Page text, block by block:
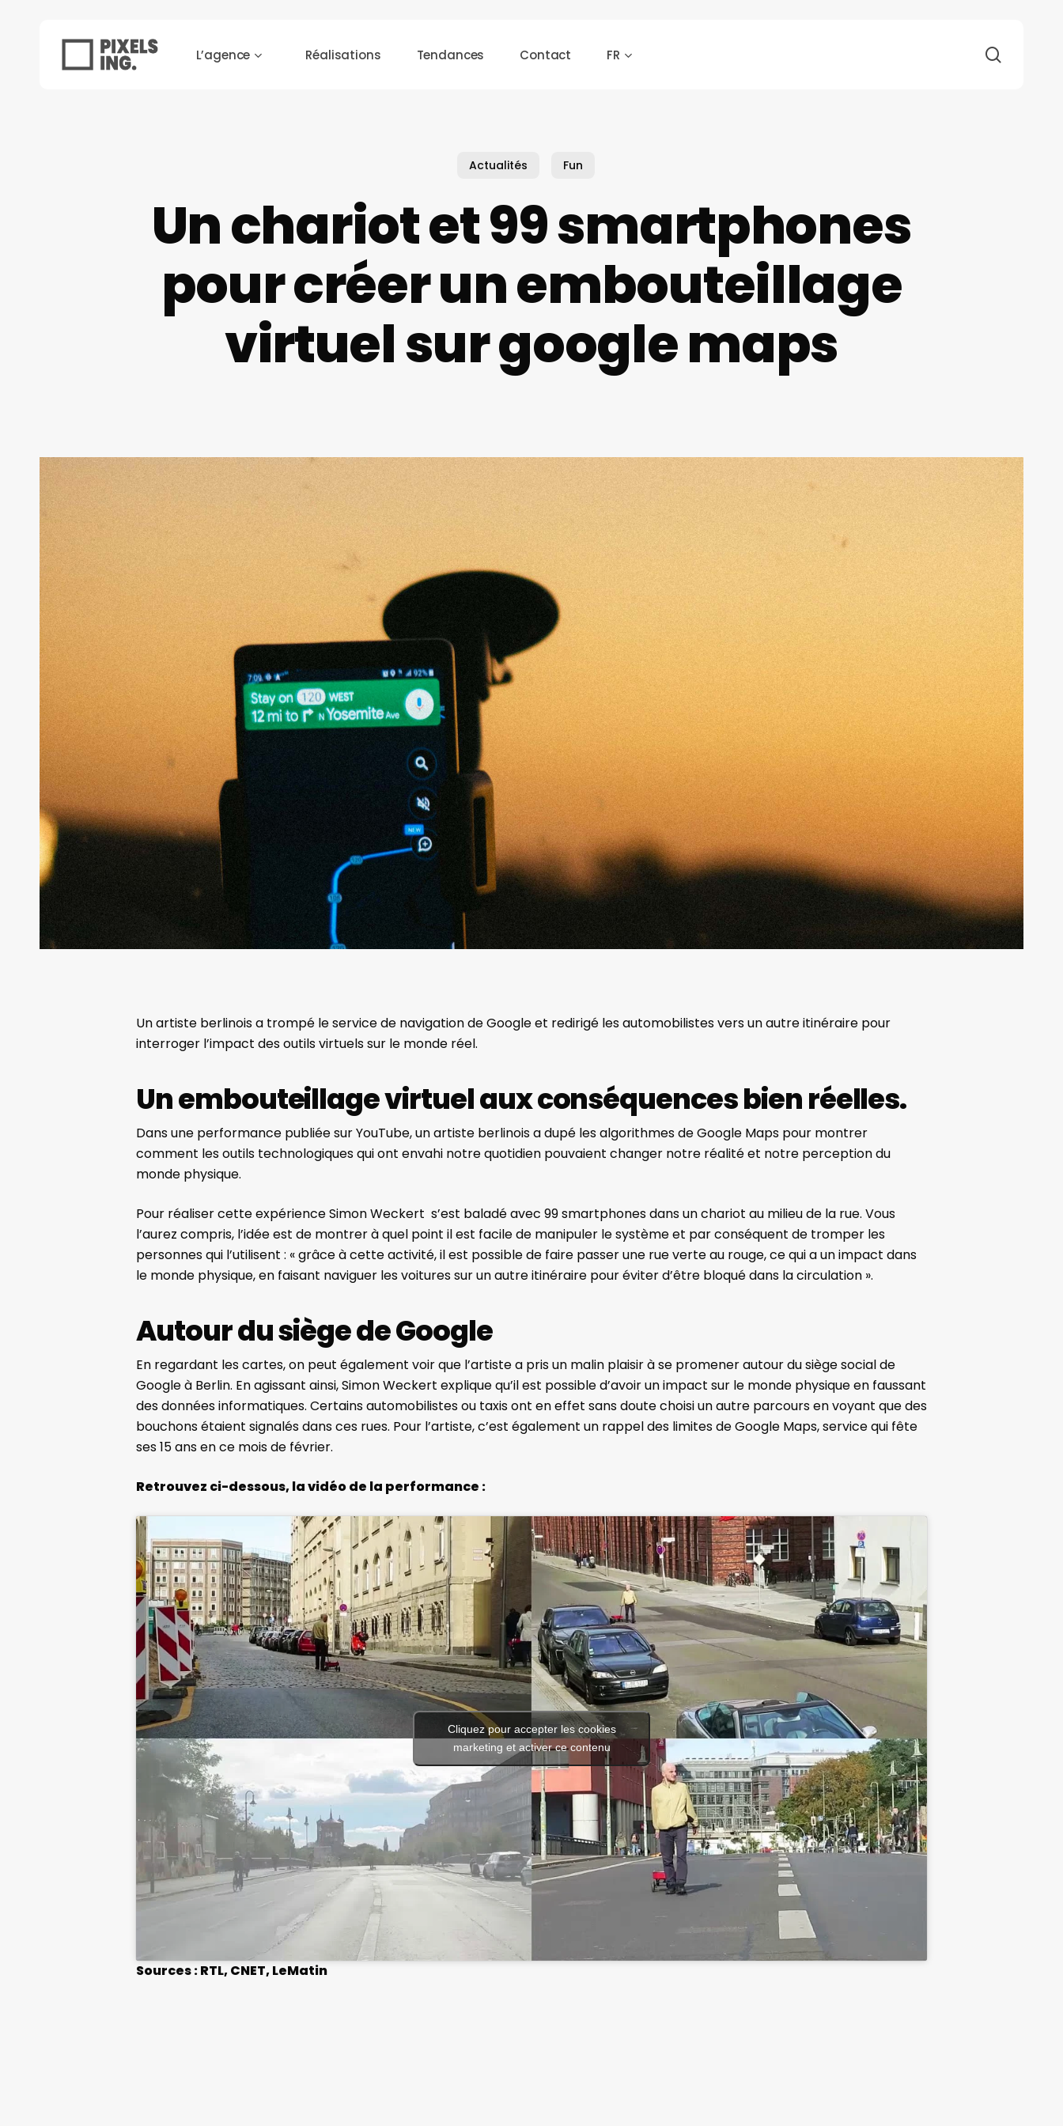
L’agence Réalisations Tendances Contact FR
Actualités Fun
Un chariot et 99 smartphones
pour créer un embouteillage
virtuel sur google maps
Un artiste berlinois a trompé le service de navigation de Google et redirigé les automobilistes vers un autre itinéraire pour
interroger l’impact des outils virtuels sur le monde réel.
Un embouteillage virtuel aux conséquences bien réelles.
Dans une performance publiée sur YouTube, un artiste berlinois a dupé les algorithmes de Google Maps pour montrer
comment les outils technologiques qui ont envahi notre quotidien pouvaient changer notre réalité et notre perception du
monde physique.
Pour réaliser cette expérience Simon Weckert s’est baladé avec 99 smartphones dans un chariot au milieu de la rue. Vous
l’aurez compris, l’idée est de montrer à quel point il est facile de manipuler le système et par conséquent de tromper les
personnes qui l’utilisent : «grâce à cette activité, il est possible de faire passer une rue verte au rouge, ce qui a un impact dans
le monde physique, en faisant naviguer les voitures sur un autre itinéraire pour éviter d’être bloqué dans la circulation ».
Autour du siège de Google
En regardant les cartes, on peut également voir que l’artiste a pris un malin plaisir à se promener autour du siège social de
Google à Berlin. En agissant ainsi, Simon Weckert explique qu’il est possible d’avoir un impact sur le monde physique en faussant
des données informatiques. Certains automobilistes ou taxis ont en effet sans doute choisi un autre parcours en voyant que des
bouchons étaient signalés dans ces rues. Pour l’artiste, c’est également un rappel des limites de Google Maps, service qui fête
ses 15 ans en ce mois de février.
Retrouvez ci-dessous, la vidéo de la performance :
Cliquez pour accepter les cookies
marketing et activer ce contenu
Sources : RTL, CNET, LeMatin